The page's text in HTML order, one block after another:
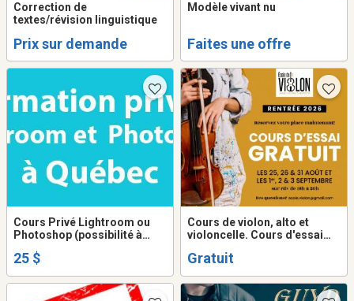
Correction de
textes/révision linguistique
Prix sur demande
Modèle vivant nu
Faites une offre
Cours Privé Lightroom ou
Photoshop (possibilité à
25 $
Cours de violon, alto et
violoncelle. Cours d'essai
Gratuit